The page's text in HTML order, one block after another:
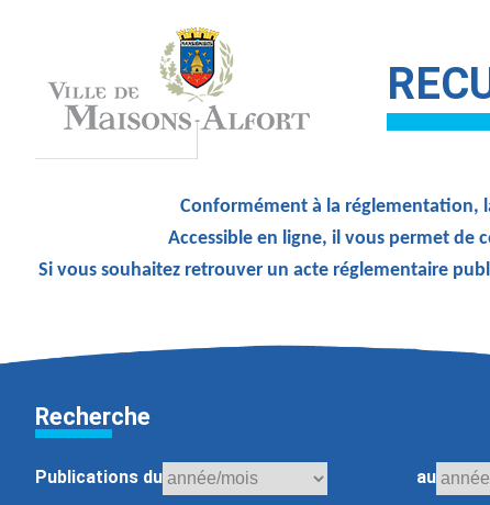
Conformément à la réglementation,
Accessible en ligne, il vous permet de
Si vous souhaitez retrouver un acte réglementaire
Recherche
Publications du au